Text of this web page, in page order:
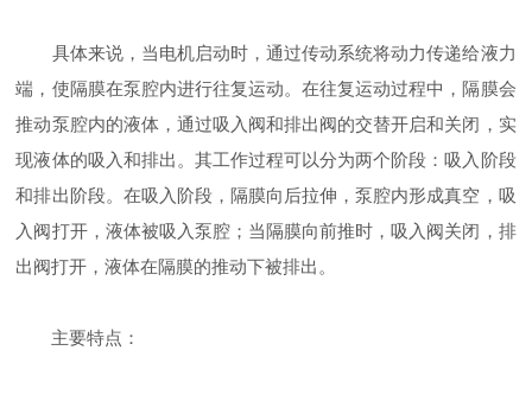
具体来说，当电机启动时，通过传动系统将动力传递给液力
端，使隔膜在泵腔内进行往复运动。在往复运动过程中，隔膜会
推动泵腔内的液体，通过吸入阀和排出阀的交替开启和关闭，实
现液体的吸入和排出。其工作过程可以分为两个阶段：吸入阶段
和排出阶段。在吸入阶段，隔膜向后拉伸，泵腔内形成真空，吸
入阀打开，液体被吸入泵腔；当隔膜向前推时，吸入阀关闭，排
出阀打开，液体在隔膜的推动下被排出。
主要特点：